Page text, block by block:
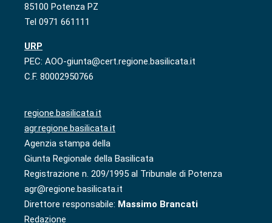
85100 Potenza PZ
Tel 0971 661111
URP
PEC: AOO-giunta@cert.regione.basilicata.it
C.F. 80002950766
regione.basilicata.it
agr.regione.basilicata.it
Agenzia stampa della
Giunta Regionale della Basilicata
Registrazione n. 209/1995 al Tribunale di Potenza
agr@regione.basilicata.it
Direttore responsabile: Massimo Brancati
Redazione